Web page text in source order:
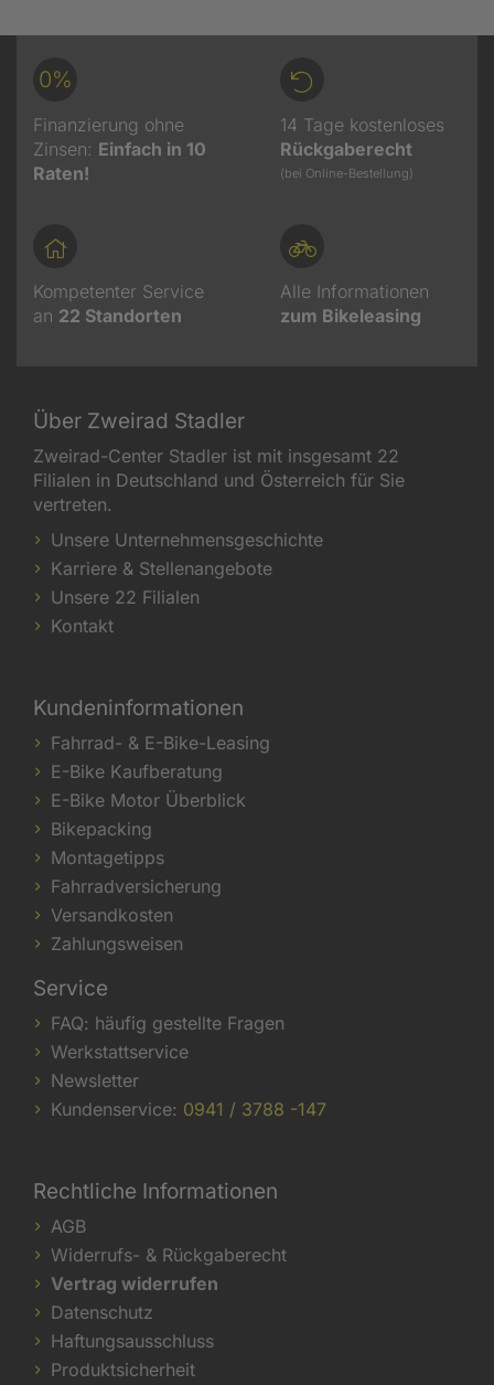
0%
Finanzierung ohne
Zinsen: Einfach in 10
Raten!
14 Tage kostenloses
Rückgaberecht
(bei Online-Bestellung)
Kompetenter Service
an 22 Standorten
Alle Informationen
zum Bikeleasing
Über Zweirad Stadler
Zweirad-Center Stadler ist mit insgesamt 22
Filialen in Deutschland und Österreich für Sie
vertreten.
Unsere Unternehmensgeschichte
Karriere & Stellenangebote
Unsere 22 Filialen
Kontakt
Kundeninformationen
Fahrrad- & E-Bike-Leasing
E-Bike Kaufberatung
E-Bike Motor Überblick
Bikepacking
Montagetipps
Fahrradversicherung
Versandkosten
Zahlungsweisen
Service
FAQ: häufig gestellte Fragen
Werkstattservice
Newsletter
Kundenservice: 0941 / 3788 -147
Rechtliche Informationen
AGB
Widerrufs- & Rückgaberecht
Vertrag widerrufen
Datenschutz
Haftungsausschluss
Produktsicherheit